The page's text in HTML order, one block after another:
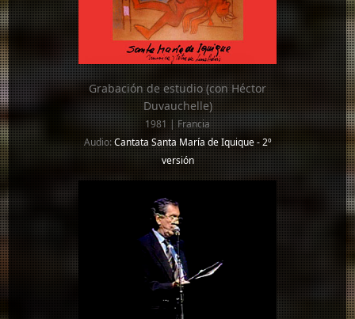
Grabación de estudio (con Héctor
Duvauchelle)
1981 | Francia
Audio:Cantata Santa María de Iquique - 2º
versión